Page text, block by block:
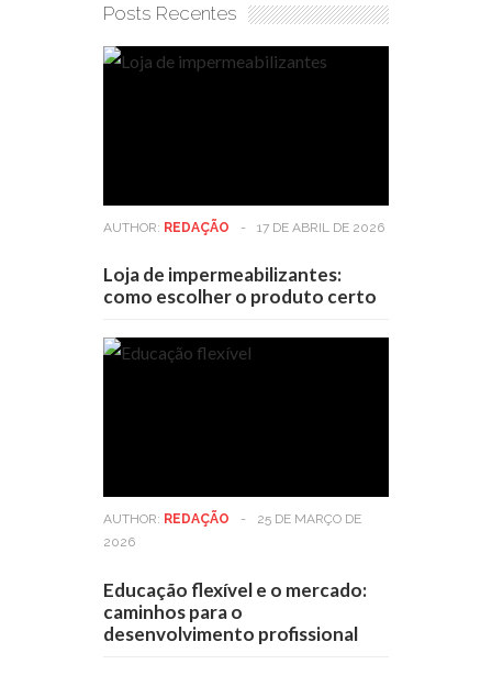
Posts Recentes
AUTHOR: REDAÇÃO - 17 DE ABRIL DE 2026
Loja de impermeabilizantes:
como escolher o produto certo
AUTHOR: REDAÇÃO -
25 DE MARÇO DE
2026
Educação flexível e o mercado:
caminhos para o
desenvolvimento profissional